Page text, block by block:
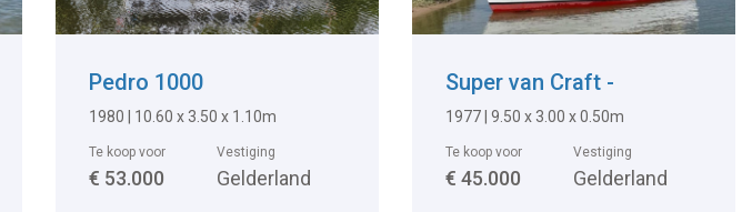
Pedro 1000
1980 | 10.60 x 3.50 x 1.10m
Te koop voor
€ 53.000
Vestiging
Gelderland
Super van Craft -
1977 | 9.50 x 3.00 x 0.50m
Te koop voor
€ 45.000
Vestiging
Gelderland